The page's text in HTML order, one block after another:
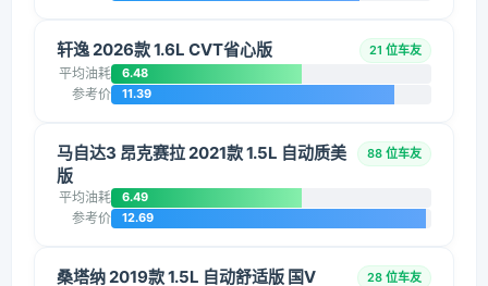
轩逸 2026款 1.6L CVT省心版 21 位车友
平均油耗 6.48
参考价 11.39
马自达3 昂克赛拉 2021款 1.5L 自动质美
版
88 位车友
平均油耗 6.49
参考价 12.69
桑塔纳 2019款 1.5L 自动舒适版 国V 28 位车友